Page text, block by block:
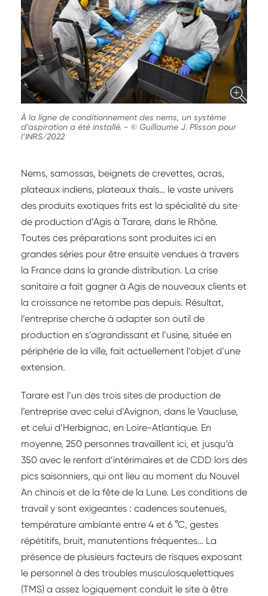
À la ligne de conditionnement des nems, un système
d’aspiration a été installé. - © Guillaume J. Plisson pour
l’INRS/2022
Nems, samossas, beignets de crevettes, acras,
plateaux indiens, plateaux thaïs… le vaste univers
des produits exotiques frits est la spécialité du site
de production d’Agis à Tarare, dans le Rhône.
Toutes ces préparations sont produites ici en
grandes séries pour être ensuite vendues à travers
la France dans la grande distribution. La crise
sanitaire a fait gagner à Agis de nouveaux clients et
la croissance ne retombe pas depuis. Résultat,
l’entreprise cherche à adapter son outil de
production en s’agrandissant et l’usine, située en
périphérie de la ville, fait actuellement l’objet d’une
extension.
Tarare est l’un des trois sites de production de
l’entreprise avec celui d’Avignon, dans le Vaucluse,
et celui d’Herbignac, en Loire-Atlantique. En
moyenne, 250 personnes travaillent ici, et jusqu’à
350 avec le renfort d’intérimaires et de CDD lors des
pics saisonniers, qui ont lieu au moment du Nouvel
An chinois et de la fête de la Lune. Les conditions de
travail y sont exigeantes : cadences soutenues,
température ambiante entre 4 et 6 °C, gestes
répétitifs, bruit, manutentions fréquentes… La
présence de plusieurs facteurs de risques exposant
le personnel à des troubles musculosquelettiques
(TMS) a assez logiquement conduit le site à être